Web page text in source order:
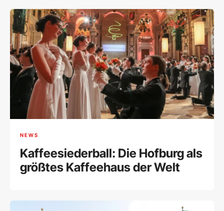
NEWS
Kaffeesiederball: Die Hofburg als
größtes Kaffeehaus der Welt